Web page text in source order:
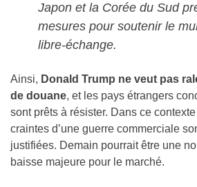
Japon et la Corée du Sud
mesures pour soutenir le
libre-échange.
Ainsi, Donald Trump ne veut pas
de douane, et les pays étrangers
sont prêts à résister. Dans ce
craintes d’une guerre commerciale
justifiées. Demain pourrait être une
baisse majeure pour le marché.